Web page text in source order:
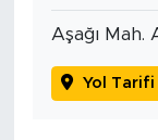
Aşağı Mah.
Yol Tarifi